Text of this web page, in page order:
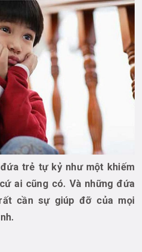
trẻ tự kỷ như một khiếm
ai cũng có. Và những đứa
cần sự giúp đỡ của mọi